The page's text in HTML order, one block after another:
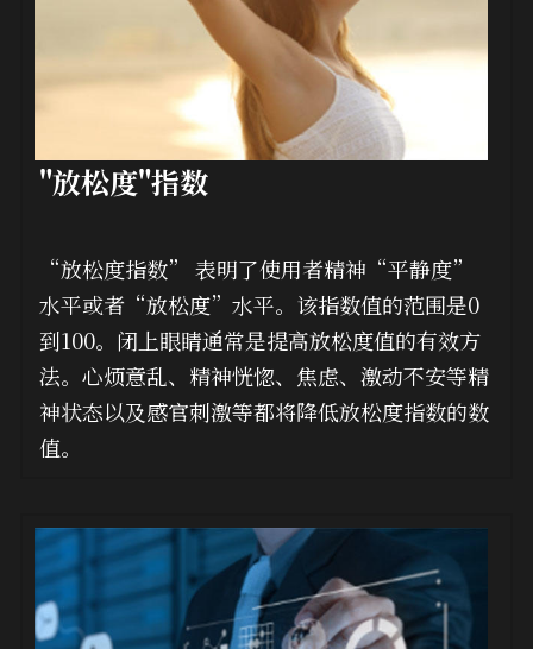
"放松度"指数
“放松度指数” 表明了使用者精神“平静度”
水平或者“放松度”水平。该指数值的范围是0
到100。闭上眼睛通常是提高放松度值的有效方
法。心烦意乱、精神恍惚、焦虑、激动不安等精
神状态以及感官刺激等都将降低放松度指数的数
值。